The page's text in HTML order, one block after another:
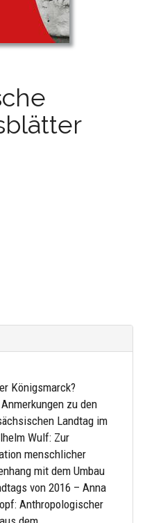
Königsmarck?
zu den
Landtag im
Wulf: Zur
menschlicher
mit dem Umbau
von 2016 – Anna
Anthropologischer